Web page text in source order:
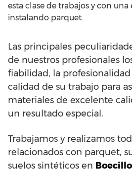
esta clase de trabajos y con
instalando parquet.
Las principales
de nuestros profesionales
fiabilidad, la profesionalidad
calidad de su trabajo para
materiales de excelente
un resultado especial.
Trabajamos y realizamos
relacionados con parquet,
suelos sintéticos en